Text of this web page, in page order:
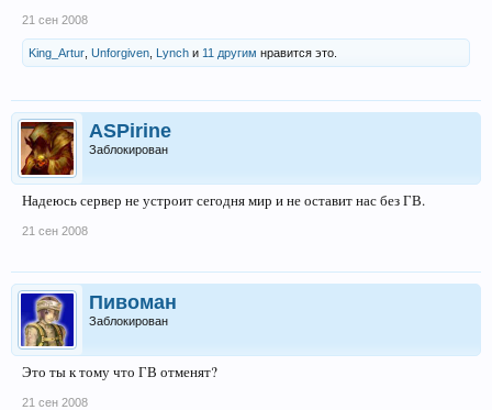
21 сен 2008
King_Artur Unforgiven Lynch и 11 другим нравится это.
ASPirine
Заблокирован
Надеюсь сервер не устроит сегодня мир и не оставит нас без ГВ.
21 сен 2008
Пивоман
Заблокирован
Это ты к тому что ГВ отменят?
21 сен 2008